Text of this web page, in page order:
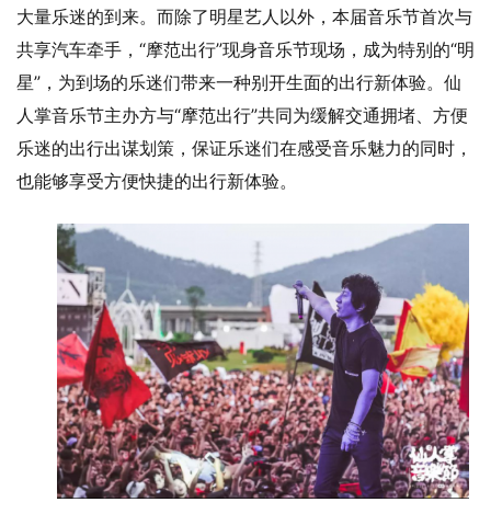
大量乐迷的到来。而除了明星艺人以外，本届音乐节首次与
共享汽车牵手，“摩范出行”现身音乐节现场，成为特别的“明
星”，为到场的乐迷们带来一种别开生面的出行新体验。仙
人掌音乐节主办方与“摩范出行”共同为缓解交通拥堵、方便
乐迷的出行出谋划策，保证乐迷们在感受音乐魅力的同时，
也能够享受方便快捷的出行新体验。